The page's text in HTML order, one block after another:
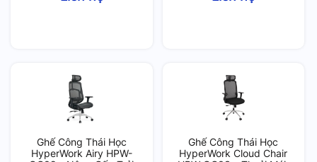
Ghế Công Thái Học
HyperWork Airy HPW-
Ghế Công Thái Học
HyperWork Cloud Chair